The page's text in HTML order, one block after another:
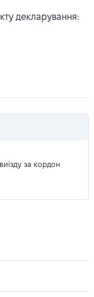
декларування:
за кордон